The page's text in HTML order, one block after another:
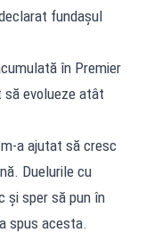
fundașul
în Premier
să evolueze atât
a ajutat să cresc
Duelurile cu
și sper să pun în
spus acesta.